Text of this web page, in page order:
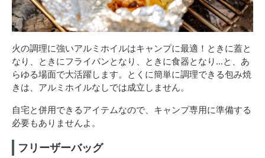
火の調理に強いアルミホイルはキャンプに最適！ときに蓋と
なり、ときにフライパンとなり、ときに食器となり…と、あ
らゆる場面で大活躍します。とくに簡単に調理できる包み焼
きは、アルミホイルなしでは成立しません。
自宅と併用できるアイテムなので、キャンプ専用に準備する
必要もありませんよ。
フリーザーバッグ